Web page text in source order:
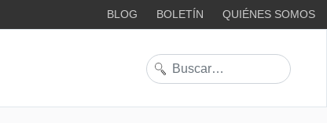
BLOG BOLETÍN QUIÉNES SOMOS
Buscar